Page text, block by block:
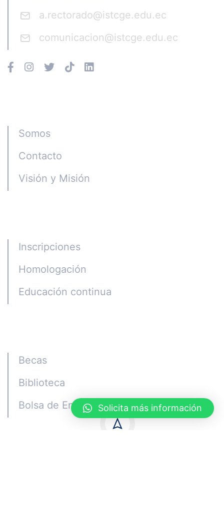
a.rectorado@istcge.edu.ec
comunicacion@istcge.edu.ec
Somos
Contacto
Visión y Misión
Inscripciones
Homologación
Educación continua
Becas
Biblioteca
Bolsa de Empleo
Solicita más información